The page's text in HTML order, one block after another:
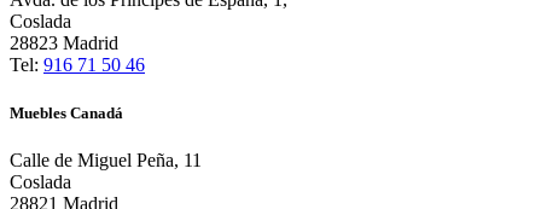
Coslada
28823 Madrid
Tel: 916 71 50 46
Muebles Canadá
Calle de Miguel Peña, 11
Coslada
28821 Madrid